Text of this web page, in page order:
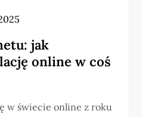
jak
online w coś
w świecie online z roku